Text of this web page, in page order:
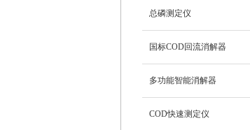
总磷测定仪
国标COD回流消解器
多功能智能消解器
COD快速测定仪